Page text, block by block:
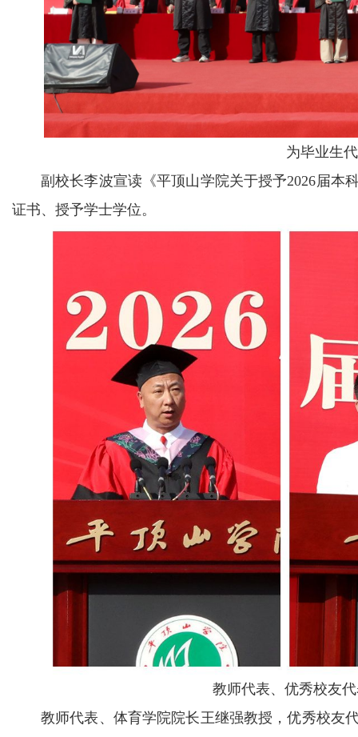
为毕业生
副校长李波宣读《平顶山学院关于授予2026届本
证书、授予学士学位。
教师代表、优秀校友
教师代表、体育学院院长王继强教授，优秀校友